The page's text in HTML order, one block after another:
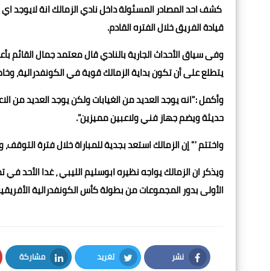
كشف احد المصادر المسئولة داخل نادي الزمالك انة لايوجد
قيادة الفريق خلال الفتره القادم.
وفى سياق الأحداث الجارية بالنادي قال معتمد جمال القائم
يتطلع على أن تكون بداية الزمالك قوية في الكونفدرالية،
وأكمل :"انه يوجد العديد من الغيابات ولكن يوجد العديد من
حديثة ويضم جهاز فني ولاعبين مميزين".
واختتم '" إن الزمالك استعد بجدية للمباراة خلال فترة
ويذكر ان الزمالك يواجه نظيره ابوسليم الليبي ، غدا الأحد
الأولى بدور المجموعات من بطولة كأس الكونفدرالية
نشر تغريد مشاركة